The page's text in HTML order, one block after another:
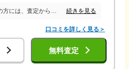
担当者の方には、査定から契約、引渡しまで一貫して丁寧に対応していただきました。こちらの質問や不安な点についても分かりやすく説明してくださり、連絡も迅速で安心して取引を進めることができました。売却活動の状況報告も適切なタイミングでいただけたため、現在の状況を把握しながら進められた点も良かったです。全体を通して誠実な対応をしていただき、満足のいく売却ができました。今後、不動産の売買を検討している知人にも紹介したいと思います。 続きを見る
口コミを詳しく見る＞
無料査定